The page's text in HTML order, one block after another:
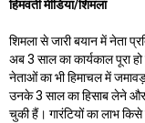
हिमवंती मीडिया/शिमला
शिमला से जारी बयान में नेता
अब 3 साल का कार्यकाल पूरा
नेताओं का भी हिमाचल में
उनके 3 साल का हिसाब लेने और
चुकी हैं। गारंटियों का लाभ